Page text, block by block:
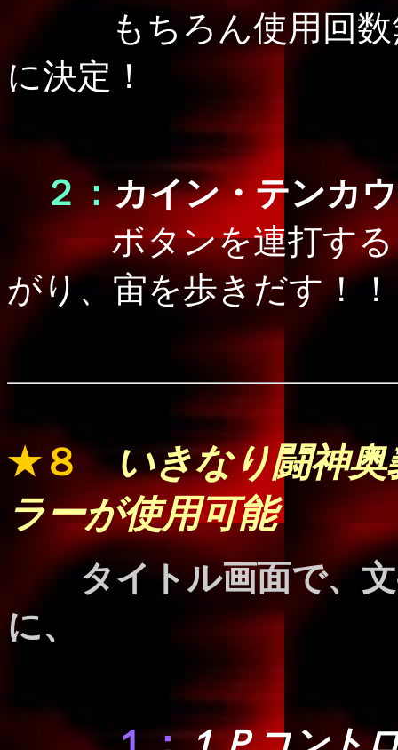
もちろん使用回数無
に決定！
２：カイン・テンカ
ボタンを連打する
がり、 宙を歩きだす！！
★８
いきなり闘神
ラーが使用可能
タイトル画面で、
に、